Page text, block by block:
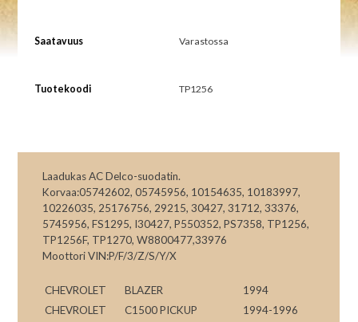
Saatavuus Varastossa
Tuotekoodi TP1256
Laadukas AC Delco-suodatin.
Korvaa:05742602, 05745956, 10154635, 10183997,
10226035, 25176756, 29215, 30427, 31712, 33376,
5745956, FS1295, I30427, P550352, PS7358, TP1256,
TP1256F, TP1270, W8800477,33976
Moottori VIN:P/F/3/Z/S/Y/X
CHEVROLET BLAZER
1994
CHEVROLET
C1500 PICKUP
1994-1996